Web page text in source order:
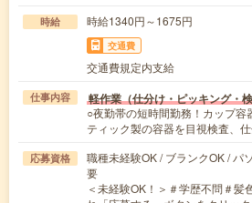
時給 時給1340円～1675円
交通費
交通費規定内支給
仕事内容 軽作業（仕分け・ピッキング・
○夜勤帯の短時間勤務！カップ容
ティック製の容器を目視検査、
応募資格
職種未経験OK / ブランクOK / パ
要
＜未経験OK！＞＃学歴不問＃髪